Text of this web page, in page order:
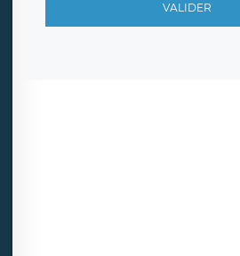
en sollicite la suppression, étant
demander la suppression de vos
VALIDER